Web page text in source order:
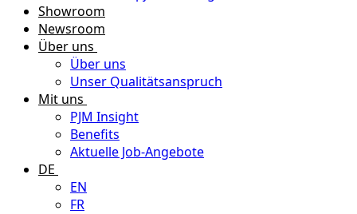
Showroom
Newsroom
Über uns
Über uns
Unser Qualitätsanspruch
Mit uns
PJM Insight
Benefits
Aktuelle Job-Angebote
DE
EN
FR